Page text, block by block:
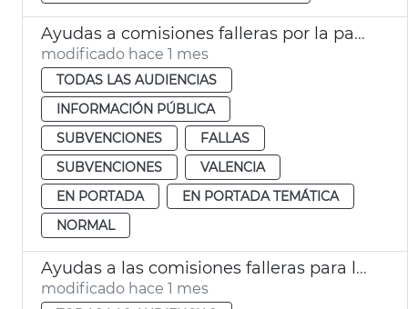
Ayudas a comisiones falleras por la participación de agrupaciones musicales durante las Fallas 2026
modificado hace 1 mes
TODAS LAS AUDIENCIAS
INFORMACIÓN PÚBLICA
SUBVENCIONES
FALLAS
SUBVENCIONES
VALENCIA
EN PORTADA
EN PORTADA TEMÁTICA
NORMAL
Ayudas a las comisiones falleras para la iluminación decorativa durante las Fallas 2026
modificado hace 1 mes